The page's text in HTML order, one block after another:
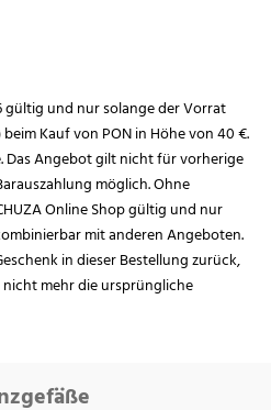
gültig und nur solange der Vorrat
beim Kauf von PON in Höhe von 40 €.
Das Angebot gilt nicht für vorherige
möglich. Ohne
Online Shop gültig und nur
mit anderen Angeboten.
in dieser Bestellung zurück,
mehr die ursprüngliche